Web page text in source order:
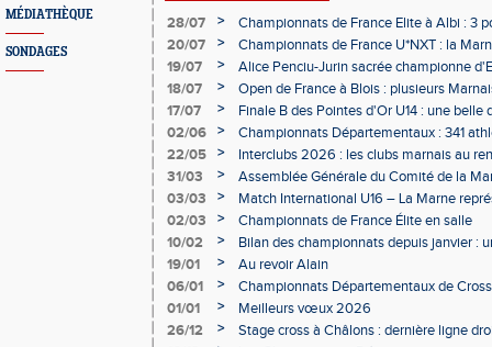
MÉDIATHÈQUE
SONDAGES
28/07 >
Championnats de France Elite à Albi : 3
20/07
>
Championnats de France U*NXT : la
Charléty
19/07 >
Alice Penciu-Jurin sacrée championne
18/07
>
Open de France à Blois : plusieurs
17/07
>
Finale B des Pointes d'Or U14 : une
Obernai
02/06 >
Championnats Départementaux : 341
Champagne
22/05 >
Interclubs 2026 : les clubs marnais au
31/03
>
Assemblée Générale du Comité de la
Épernay
03/03 >
Match International U16 – La Marne
02/03
>
Championnats de France Élite en salle
10/02
>
Bilan des championnats depuis janvier :
bien lancée
19/01 >
Au revoir Alain
06/01
>
Championnats Départementaux de
01/01
>
Meilleurs vœux 2026
26/12
>
Stage cross à Châlons : dernière ligne